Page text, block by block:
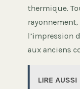
thermique.
rayonnement,
l’impression
aux anciens
LIRE AUSSI